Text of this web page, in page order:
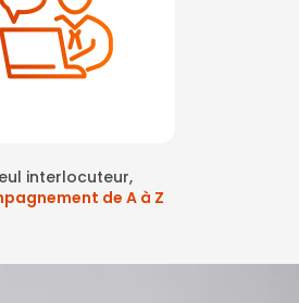
interlocuteur,
de A à Z